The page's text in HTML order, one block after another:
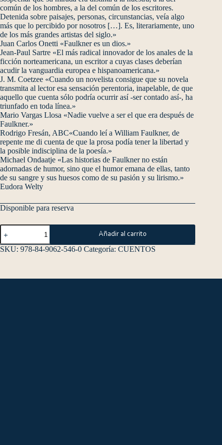
común de los hombres, a la del común de los escritores.
Detenida sobre paisajes, personas, circunstancias, veía algo
más que lo percibido por nosotros […]. Es, literariamente, uno
de los más grandes artistas del siglo.»
Juan Carlos Onetti «Faulkner es un dios.»
Jean-Paul Sartre «El más radical innovador de los anales de la
ficción norteamericana, un escritor a cuyas clases deberían
acudir la vanguardia europea e hispanoamericana.»
J. M. Coetzee «Cuando un novelista consigue que su novela
transmita al lector esa sensación perentoria, inapelable, de que
aquello que cuenta sólo podría ocurrir así -ser contado así-, ha
triunfado en toda línea.»
Mario Vargas Llosa «Nadie vuelve a ser el que era después de
Faulkner.»
Rodrigo Fresán, ABC«Cuando leí a William Faulkner, de
repente me di cuenta de que la prosa podía tener la libertad y
la posible indisciplina de la poesía.»
Michael Ondaatje «Las historias de Faulkner no están
adornadas de humor, sino que el humor emana de ellas, tanto
de su sangre y sus huesos como de su pasión y su lirismo.»
Eudora Welty
Disponible para reserva
Añadir al carrito
SKU: 978-84-9062-546-0 Categoría: CUENTOS